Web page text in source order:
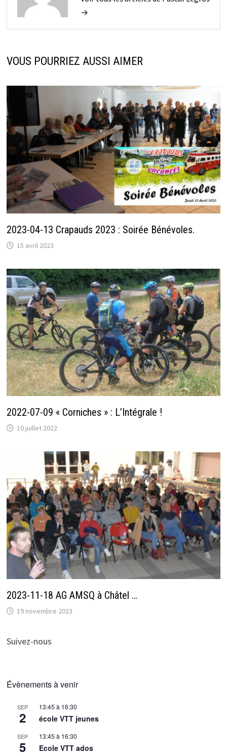
→
VOUS POURRIEZ AUSSI AIMER
2023-04-13 Crapauds 2023 : Soirée Bénévoles.
15 avril 2023
2022-07-09 « Corniches » : L’Intégrale !
10 juillet 2022
2023-11-18 AG AMSQ à Châtel …
19 novembre 2023
Suivez-nous
Évènements à venir
SEP
2
13:45 à 16:30
école VTT jeunes
SEP
5
13:45 à 16:30
Ecole VTT ados